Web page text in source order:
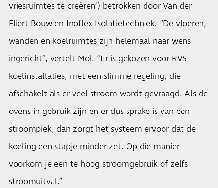
vriesruimtes te creëren’) betrokken door Van der
Fliert Bouw en Inoflex Isolatietechniek. “De vloeren,
wanden en koelruimtes zijn helemaal naar wens
ingericht”, vertelt Mol. “Er is gekozen voor RVS
koelinstallaties, met een slimme regeling, die
afschakelt als er veel stroom wordt gevraagd. Als de
ovens in gebruik zijn en er dus sprake is van een
stroompiek, dan zorgt het systeem ervoor dat de
koeling een stapje minder zet. Op die manier
voorkom je een te hoog stroomgebruik of zelfs
stroomuitval.”